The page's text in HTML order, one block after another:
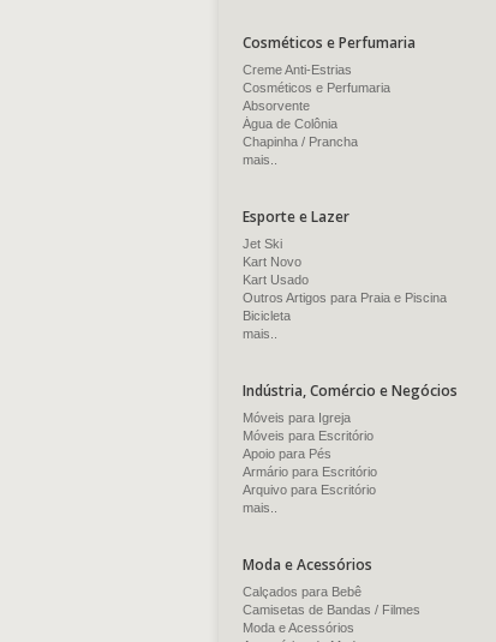
Cosméticos e Perfumaria
Creme Anti-Estrias
Cosméticos e Perfumaria
Absorvente
Água de Colônia
Chapinha / Prancha
mais..
Esporte e Lazer
Jet Ski
Kart Novo
Kart Usado
Outros Artigos para Praia e Piscina
Bicicleta
mais..
Indústria, Comércio e Negócios
Móveis para Igreja
Móveis para Escritório
Apoio para Pés
Armário para Escritório
Arquivo para Escritório
mais..
Moda e Acessórios
Calçados para Bebê
Camisetas de Bandas / Filmes
Moda e Acessórios